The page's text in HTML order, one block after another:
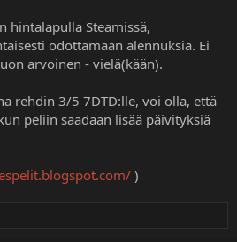
hintalapulla Steamissä,
odottamaan alennuksia. Ei
arvoinen - vielä(kään).
rehdin 3/5 7DTD:lle, voi olla, että
peliin saadaan lisää päivityksiä
)